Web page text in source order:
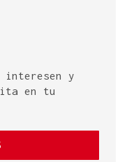
interesen y
en tu